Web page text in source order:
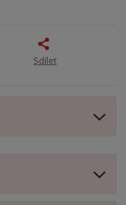
Sdílet